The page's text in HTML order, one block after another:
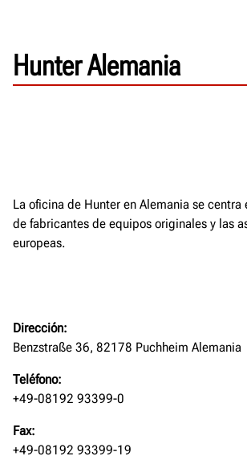
Hunter Alemania
La oficina de Hunter en Alemania se centra
de fabricantes de equipos originales y las
europeas.
Dirección:
Benzstraße 36, 82178 Puchheim Alemania
Teléfono:
+49-08192 93399-0
Fax:
+49-08192 93399-19